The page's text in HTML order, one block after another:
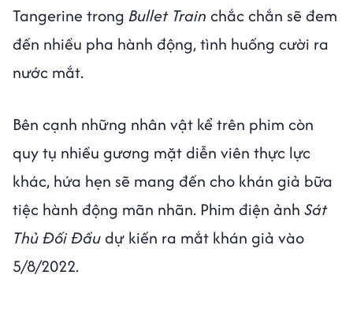
Tangerine trong Bullet Train chắc chắn sẽ đem
đến nhiều pha hành động, tình huống cười ra
nước mắt.
Bên cạnh những nhân vật kể trên phim còn
quy tụ nhiều gương mặt diễn viên thực lực
khác, hứa hẹn sẽ mang đến cho khán giả bữa
tiệc hành động mãn nhãn. Phim điện ảnh Sát
Thủ Đối Đầudự kiến ra mắt khán giả vào
5/8/2022.